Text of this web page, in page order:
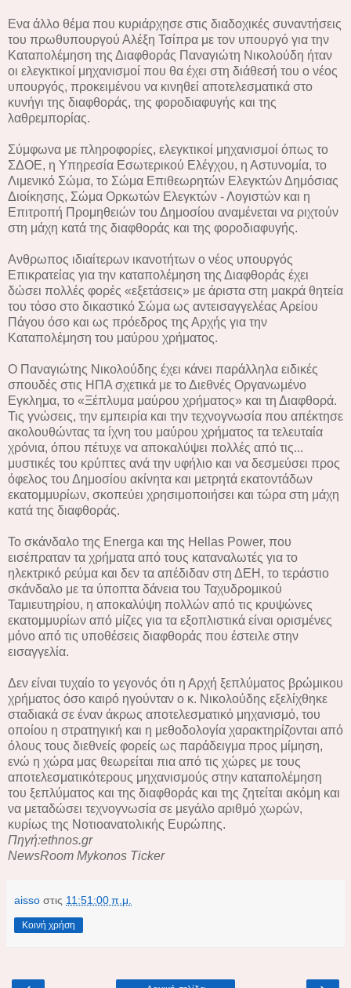
Ενα άλλο θέμα που κυριάρχησε στις διαδοχικές συναντήσεις
του πρωθυπουργού Αλέξη Τσίπρα με τον υπουργό για την
Καταπολέμηση της Διαφθοράς Παναγιώτη Νικολούδη ήταν
οι ελεγκτικοί μηχανισμοί που θα έχει στη διάθεσή του ο νέος
υπουργός, προκειμένου να κινηθεί αποτελεσματικά στο
κυνήγι της διαφθοράς, της φοροδιαφυγής και της
λαθρεμπορίας.
Σύμφωνα με πληροφορίες, ελεγκτικοί μηχανισμοί όπως το
ΣΔΟΕ, η Υπηρεσία Εσωτερικού Ελέγχου, η Αστυνομία, το
Λιμενικό Σώμα, το Σώμα Επιθεωρητών Ελεγκτών Δημόσιας
Διοίκησης, Σώμα Ορκωτών Ελεγκτών - Λογιστών και η
Επιτροπή Προμηθειών του Δημοσίου αναμένεται να ριχτούν
στη μάχη κατά της διαφθοράς και της φοροδιαφυγής.
Ανθρωπος ιδιαίτερων ικανοτήτων ο νέος υπουργός
Επικρατείας για την καταπολέμηση της Διαφθοράς έχει
δώσει πολλές φορές «εξετάσεις» με άριστα στη μακρά θητεία
του τόσο στο δικαστικό Σώμα ως αντεισαγγελέας Αρείου
Πάγου όσο και ως πρόεδρος της Αρχής για την
Καταπολέμηση του μαύρου χρήματος.
Ο Παναγιώτης Νικολούδης έχει κάνει παράλληλα ειδικές
σπουδές στις ΗΠΑ σχετικά με το Διεθνές Οργανωμένο
Εγκλημα, το «Ξέπλυμα μαύρου χρήματος» και τη Διαφθορά.
Τις γνώσεις, την εμπειρία και την τεχνογνωσία που απέκτησε
ακολουθώντας τα ίχνη του μαύρου χρήματος τα τελευταία
χρόνια, όπου πέτυχε να αποκαλύψει πολλές από τις...
μυστικές του κρύπτες ανά την υφήλιο και να δεσμεύσει προς
όφελος του Δημοσίου ακίνητα και μετρητά εκατοντάδων
εκατομμυρίων, σκοπεύει χρησιμοποιήσει και τώρα στη μάχη
κατά της διαφθοράς.
Το σκάνδαλο της Energa και της Hellas Power, που
εισέπραταν τα χρήματα από τους καταναλωτές για το
ηλεκτρικό ρεύμα και δεν τα απέδιδαν στη ΔΕΗ, το τεράστιο
σκάνδαλο με τα ύποπτα δάνεια του Ταχυδρομικού
Ταμιευτηρίου, η αποκαλύψη πολλών από τις κρυψώνες
εκατομμυρίων από μίζες για τα εξοπλιστικά είναι ορισμένες
μόνο από τις υποθέσεις διαφθοράς που έστειλε στην
εισαγγελία.
Δεν είναι τυχαίο το γεγονός ότι η Αρχή ξεπλύματος βρώμικου
χρήματος όσο καιρό ηγούνταν ο κ. Νικολούδης εξελίχθηκε
σταδιακά σε έναν άκρως αποτελεσματικό μηχανισμό, του
οποίου η στρατηγική και η μεθοδολογία χαρακτηρίζονται από
όλους τους διεθνείς φορείς ως παράδειγμα προς μίμηση,
ενώ η χώρα μας θεωρείται πια από τις χώρες με τους
αποτελεσματικότερους μηχανισμούς στην καταπολέμηση
του ξεπλύματος και της διαφθοράς και της ζητείται ακόμη και
να μεταδώσει τεχνογνωσία σε μεγάλο αριθμό χωρών,
κυρίως της Νοτιοανατολικής Ευρώπης.
Πηγή:ethnos.gr
NewsRoom Mykonos Ticker
aisso στις 11:51:00 π.μ.
Κοινή χρήση